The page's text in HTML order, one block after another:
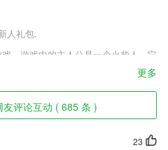
人礼包.
，游戏中的主人公是一个火柴人，它
的就是运用自己聪明的大脑来想出各
不被巡视的狱警给发现，最终完成游
有看过的,绝对会给你带来惊喜
更多
评论互动 ( 685 条 )
23